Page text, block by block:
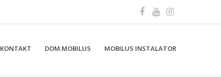
KONTAKT DOM.MOBILUS MOBILUS INSTALATOR